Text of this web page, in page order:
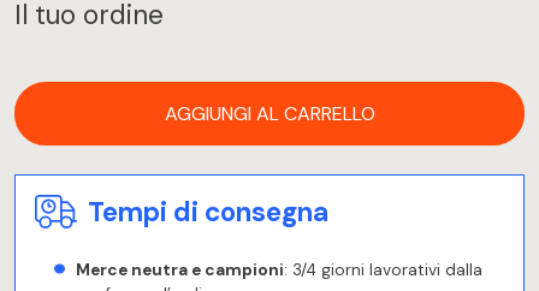
Il tuo ordine
AGGIUNGI AL CARRELLO
Tempi di consegna
Merce neutra e campioni: 3/4 giorni lavorativi dalla